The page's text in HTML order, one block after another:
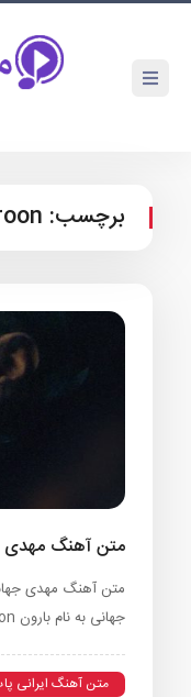
برچسب:
متن آهنگ مهدی
متن آهنگ مهدی
جهانی به نام بارون Mehdi Jahani – Baroon
متن آهنگ ایرانی